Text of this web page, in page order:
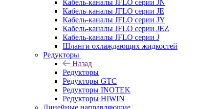
Кабель-каналы JFLO серии JN
Кабель-каналы JFLO серии JE
Кабель-каналы JFLO серии JY
Кабель-каналы JFLO серии JEZ
Кабель-каналы JFLO серии J
Шланги охлаждающих жидкостей
Редукторы
Назад
Редукторы
Редукторы GTC
Редукторы INOTEK
Редукторы HIWIN
Линейные направляющие